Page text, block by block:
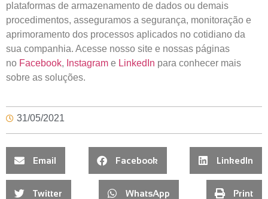
plataformas de armazenamento de dados ou demais
procedimentos, asseguramos a segurança, monitoração e
aprimoramento dos processos aplicados no cotidiano da
sua companhia. Acesse nosso site e nossas páginas
no Facebook, Instagram e LinkedIn para conhecer mais
sobre as soluções.
31/05/2021
Email Facebook LinkedIn
Twitter WhatsApp Print